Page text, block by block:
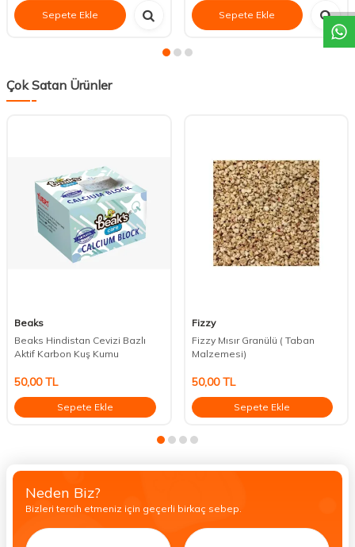
Sepete Ekle Sepete Ekle
Çok Satan Ürünler
Beaks
Beaks Hindistan Cevizi Bazlı
Aktif Karbon Kuş Kumu
50,00TL
Sepete Ekle
Fizzy
Fizzy Mısır Granülü ( Taban
Malzemesi)
50,00TL
Sepete Ekle
Neden Biz?
Bizleri tercih etmeniz için geçerli birkaç sebep.